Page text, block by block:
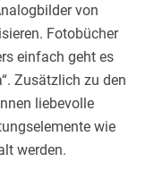
von
Fotobücher
einfach geht es
Zusätzlich zu den
liebevolle
wie
werden.